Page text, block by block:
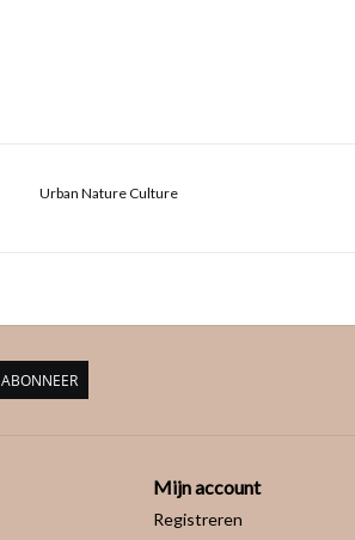
Urban Nature Culture
ABONNEER
Mijn account
Registreren